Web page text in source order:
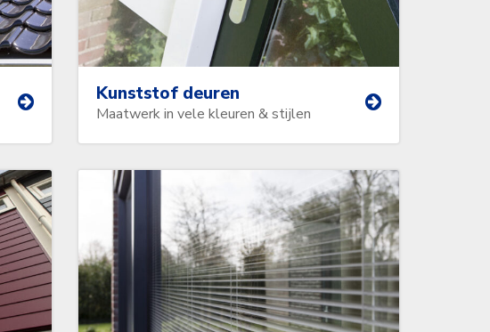
Kunststof deuren
Maatwerk in vele kleuren & stijlen